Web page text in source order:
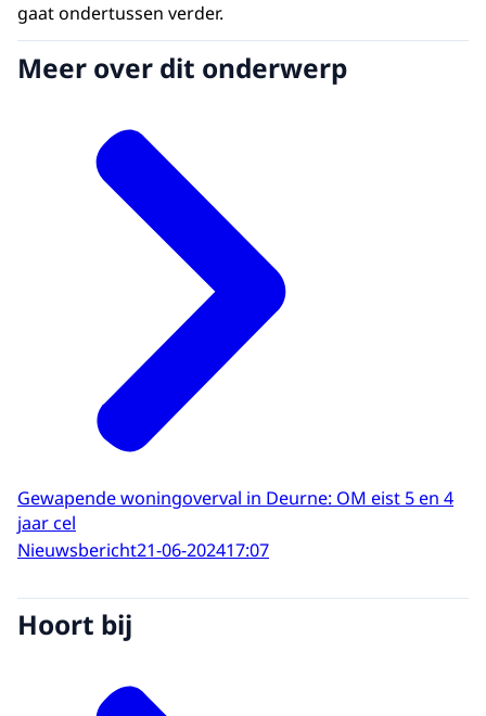
gaat ondertussen verder.
Meer over dit onderwerp
Gewapende woningoverval in Deurne: OM eist 5 en 4
jaar cel
Nieuwsbericht21-06-202417:07
Hoort bij